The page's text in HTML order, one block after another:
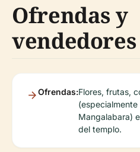
Ofrendas y
Ofrendas:Flores, frutas,
Mangalabara)
del templo.